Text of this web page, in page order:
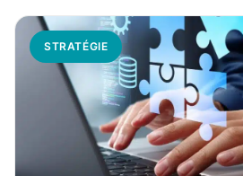
STRATÉGIE